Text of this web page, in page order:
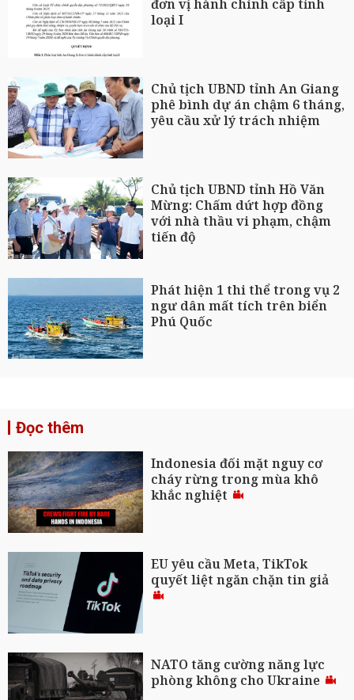
đơn vị hành chính cấp tỉnh
loại I
Chủ tịch UBND tỉnh An Giang
phê bình dự án chậm 6 tháng,
yêu cầu xử lý trách nhiệm
Chủ tịch UBND tỉnh Hồ Văn
Mừng: Chấm dứt hợp đồng
với nhà thầu vi phạm, chậm
tiến độ
Phát hiện 1 thi thể trong vụ 2
ngư dân mất tích trên biển
Phú Quốc
Đọc thêm
Indonesia đối mặt nguy cơ
cháy rừng trong mùa khô
khắc nghiệt
EU yêu cầu Meta, TikTok
quyết liệt ngăn chặn tin giả
NATO tăng cường năng lực
phòng không cho Ukraine